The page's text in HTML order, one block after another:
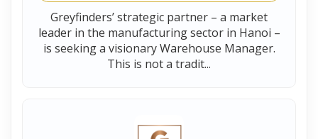
Greyfinders’ strategic partner – a market
leader in the manufacturing sector in Hanoi –
is seeking a visionary Warehouse Manager.
This is not a tradit...